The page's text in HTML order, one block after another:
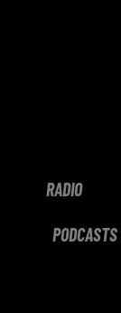
RADIO
PODCASTS